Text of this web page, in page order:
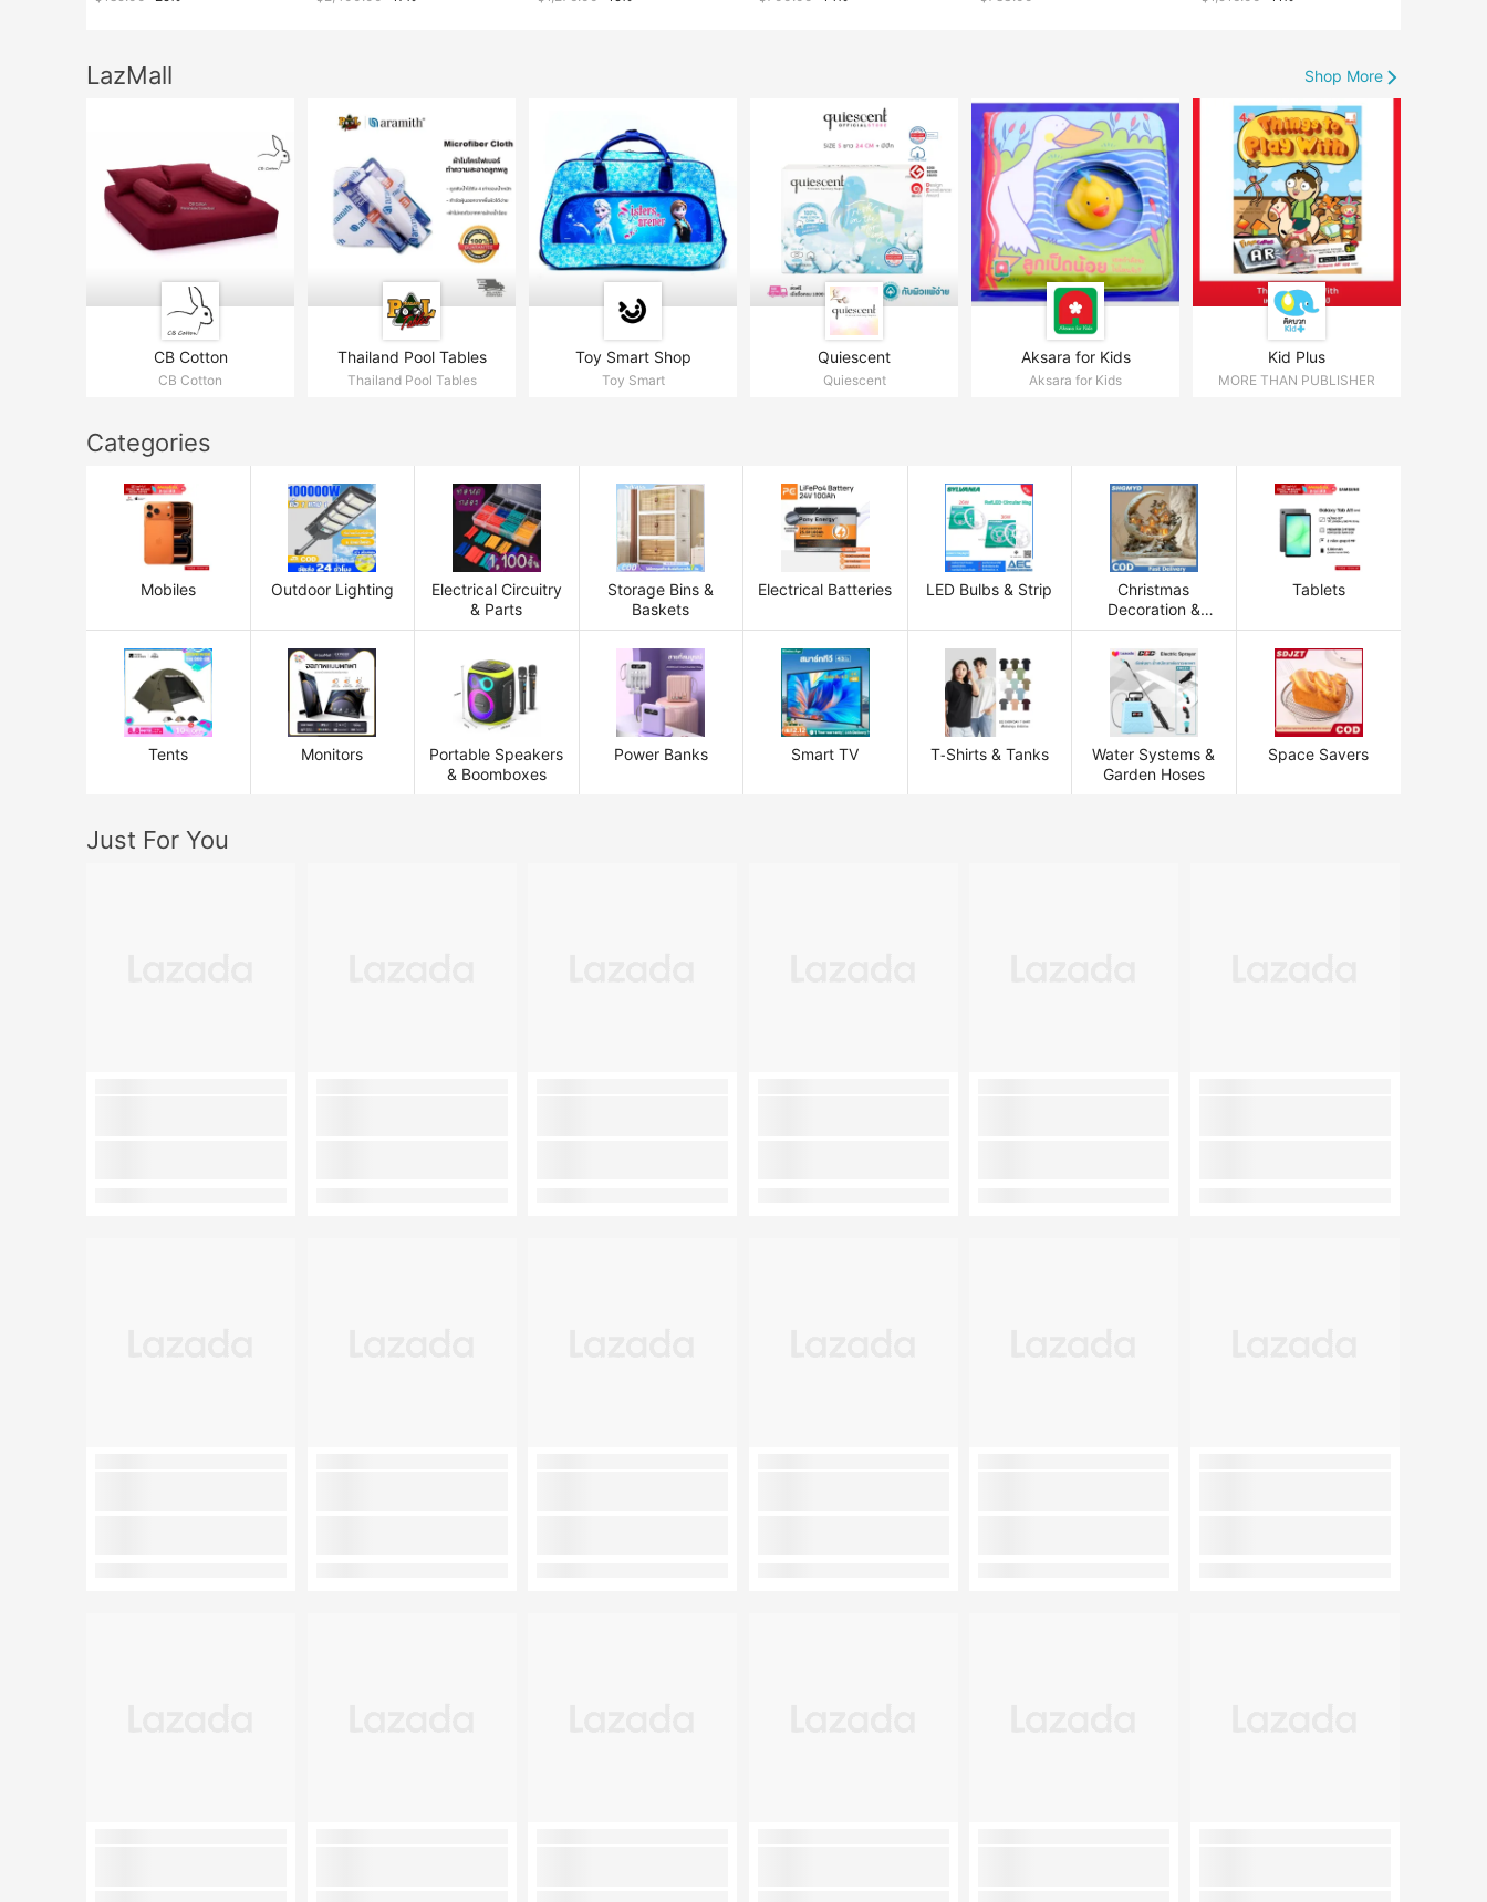
LazMall Shop More
CB Cotton
CB Cotton
Thailand Pool Tables
Thailand Pool Tables
Toy Smart Shop
Toy Smart
Quiescent
Quiescent
Aksara for Kids
Aksara for Kids
Kid Plus
MORE THAN PUBLISHER
Categories
Mobiles Outdoor Lighting
Electrical Circuitry
& Parts
Storage Bins &
Baskets
Electrical Batteries LED Bulbs & Strip
Christmas
Decoration &
Models
Tablets
Tents Monitors
Portable Speakers
& Boomboxes
Power Banks Smart TV T-Shirts & Tanks
Water Systems &
Garden Hoses
Space Savers
Just For You